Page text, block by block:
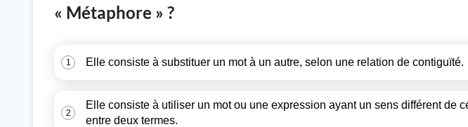
« Métaphore » ?
1 Elle consiste à substituer un mot à un autre, selon une relation de contiguïté.
2
Elle consiste à utiliser un mot ou une expression ayant un sens différent de
entre deux termes.